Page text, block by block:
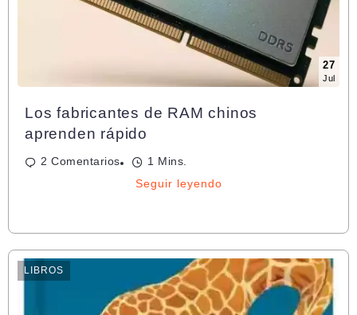
27
Jul
Los fabricantes de RAM chinos
aprenden rápido
2 Comentarios 1 Mins.
Seguir leyendo
LIBROS